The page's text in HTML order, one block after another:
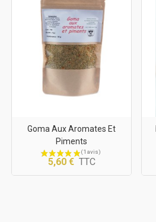
Goma Aux Aromates Et
Piments
5,60 € TTC